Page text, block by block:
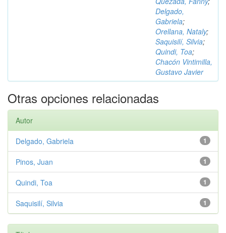
Delgado,
Gabriela;
Orellana, Nataly;
Saquisilí, Silvia;
Quindi, Toa;
Chacón Vintimilla,
Gustavo Javier
Otras opciones relacionadas
Autor
1
Delgado, Gabriela
1
Pinos, Juan
1
Quindi, Toa
1
Saquisilí, Silvia